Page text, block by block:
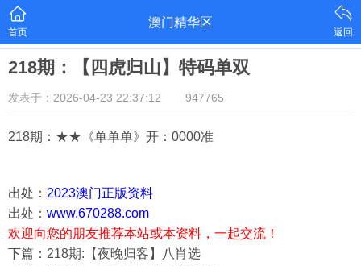
首页
澳门精华区
返回
218期：【四虎归山】特码单双
发表于：2026-04-23 22:37:12 947765
218期：★★《单单单》开：0000准
出处： 2023澳门正版资料
出处： www.670288.com
欢迎向您的朋友推荐本站或本资料，一起交流！
下篇：218期:【夜晚归客】八肖选